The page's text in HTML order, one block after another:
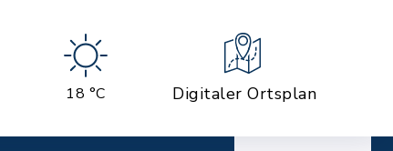
18 °C Digitaler Ortsplan